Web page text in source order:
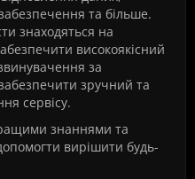
та більше.
знаходяться на
високоякісний
за
зручний та
сервісу.
знаннями та
вирішити будь-